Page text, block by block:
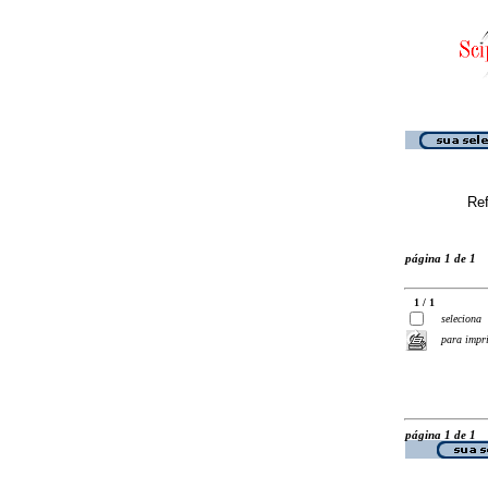
página 1 de 1
1 / 1
seleciona
para
página 1 de 1